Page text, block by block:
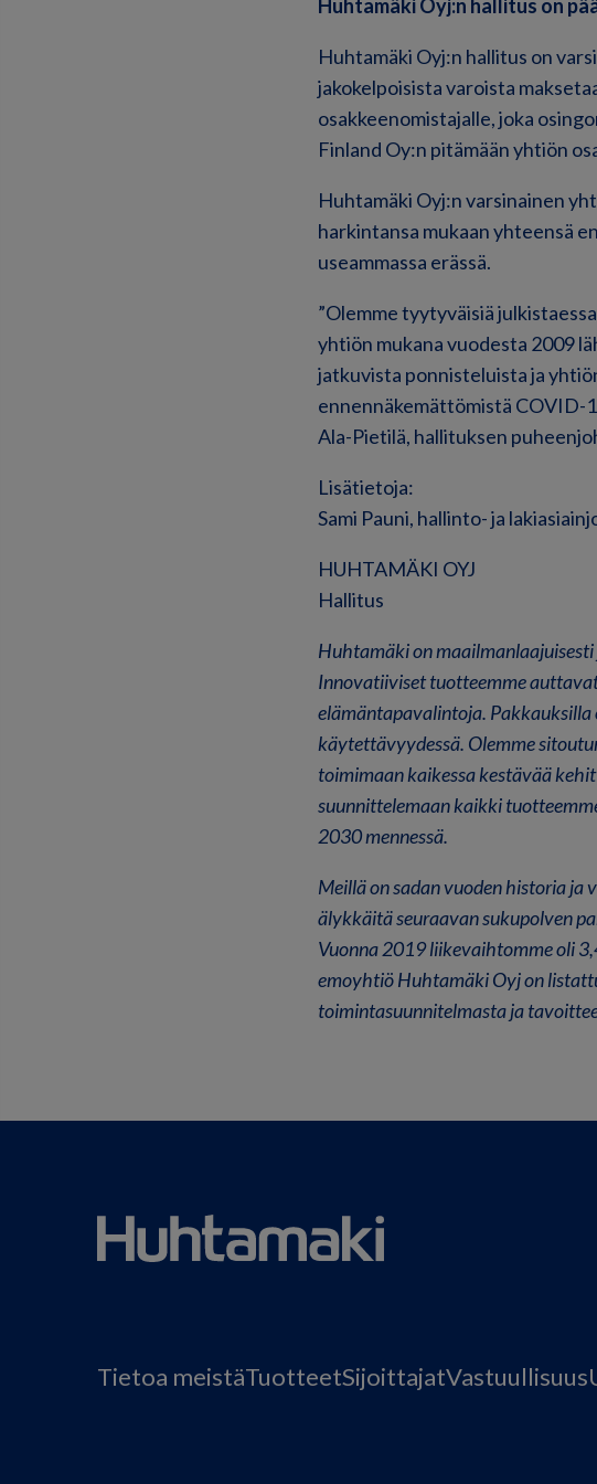
Huhtamäki Oyj:n hallitus on
Huhtamäki Oyj:n hallitus on
jakokelpoisista varoista
osakkeenomistajalle, joka
Finland Oy:n pitämään yhtiön
Huhtamäki Oyj:n varsinainen
harkintansa mukaan yhteensä
useammassa erässä.
”Olemme tyytyväisiä
yhtiön mukana vuodesta 2009
jatkuvista ponnisteluista ja
ennennäkemättömistä COVID-
Ala-Pietilä, hallituksen
Lisätietoja:
Sami Pauni, hallinto- ja
HUHTAMÄKI OYJ
Hallitus
Huhtamäki on
Innovatiiviset tuotteemme
elämäntapavalintoja.
käytettävyydessä. Olemme
toimimaan kaikessa kestävää
suunnittelemaan kaikki
2030 mennessä.
Meillä on sadan vuoden historia
älykkäitä seuraavan sukupolven
Vuonna 2019 liikevaihtomme oli
emoyhtiö Huhtamäki Oyj on
toimintasuunnitelmasta ja
Tietoa meistäTuotteetSijoittajatVastuullisuus